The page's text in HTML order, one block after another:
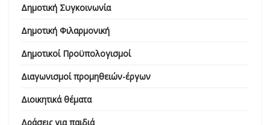
Δημοτική Συγκοινωνία
Δημοτική Φιλαρμονική
Δημοτικοί Προϋπολογισμοί
Διαγωνισμοί προμηθειών-έργων
Διοικητικά θέματα
Δράσεις για παιδιά